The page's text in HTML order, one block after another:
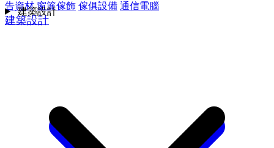
告資材 窗簾傢飾 傢俱設備 通信電腦
建築設計
建築設計